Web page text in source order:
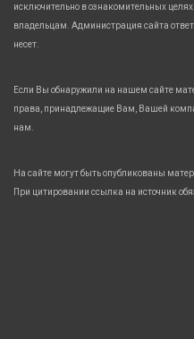
исключительно в ознакомительных
владельцам. Администрация сайта
несет.
Если Вы обнаружили на нашем сайте
права, принадлежащие Вам, Вашей
нам.
На сайте могут быть опубликованы
При цитировании ссылка на источник